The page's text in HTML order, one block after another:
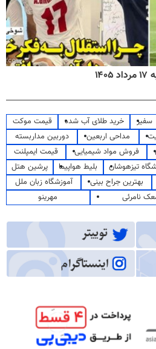
سفیر خرید طلای آب شده
قیمت موکت
مداحی اربعین
دوربین مداربسته
فروش مواد شیمیایی
قیمت ایمپلنت
تیزهوشان بلیط هواپیما
پرشین هتل
بهترین جراح بینی
آموزشگاه زبان ملل
نامرئی
مهرینو